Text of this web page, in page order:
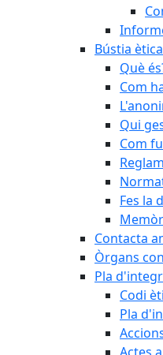
Bústia ètica
Què
Com
Qui
Com
Fes la
Contacta
Òrgans
Pla
Codi
Pla